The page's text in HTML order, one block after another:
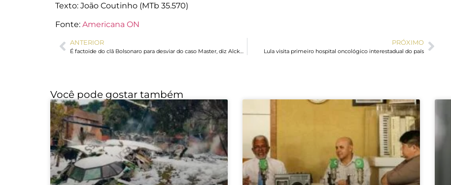
Texto: João Coutinho (MTb 35.570)
Fonte: Americana ON
ANTERIOR PRÓXIMO
Lula visita primeiro hospital oncológico interestadual do país
Você pode gostar também